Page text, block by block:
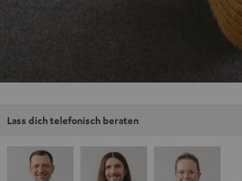
Lass dich telefonisch beraten